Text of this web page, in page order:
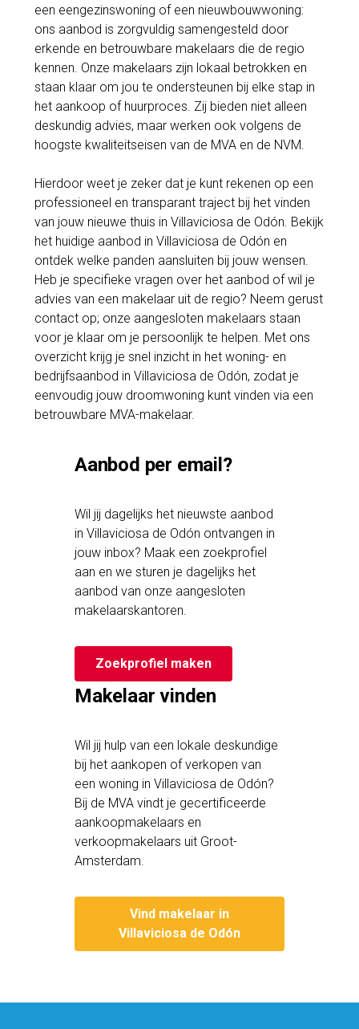
een eengezinswoning of een nieuwbouwwoning:
ons aanbod is zorgvuldig samengesteld door
erkende en betrouwbare makelaars die de regio
kennen. Onze makelaars zijn lokaal betrokken en
staan klaar om jou te ondersteunen bij elke stap in
het aankoop of huurproces. Zij bieden niet alleen
deskundig advies, maar werken ook volgens de
hoogste kwaliteitseisen van de MVA en de NVM.
Hierdoor weet je zeker dat je kunt rekenen op een
professioneel en transparant traject bij het vinden
van jouw nieuwe thuis in Villaviciosa de Odón. Bekijk
het huidige aanbod in Villaviciosa de Odón en
ontdek welke panden aansluiten bij jouw wensen.
Heb je specifieke vragen over het aanbod of wil je
advies van een makelaar uit de regio? Neem gerust
contact op; onze aangesloten makelaars staan
voor je klaar om je persoonlijk te helpen. Met ons
overzicht krijg je snel inzicht in het woning- en
bedrijfsaanbod in Villaviciosa de Odón, zodat je
eenvoudig jouw droomwoning kunt vinden via een
betrouwbare MVA-makelaar.
Aanbod per email?
Wil jij dagelijks het nieuwste aanbod
in Villaviciosa de Odón ontvangen in
jouw inbox? Maak een zoekprofiel
aan en we sturen je dagelijks het
aanbod van onze aangesloten
makelaarskantoren.
Zoekprofiel maken
Makelaar vinden
Wil jij hulp van een lokale deskundige
bij het aankopen of verkopen van
een woning in Villaviciosa de Odón?
Bij de MVA vindt je gecertificeerde
aankoopmakelaars en
verkoopmakelaars uit Groot-
Amsterdam.
Vind makelaar in
Villaviciosa de Odón